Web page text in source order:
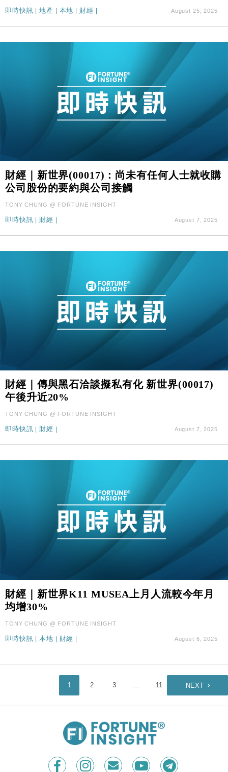
即時快訊 |地產 | 本地 | 財經 | August 25, 2025
財經｜新世界(00017)：尚未有任何人士就收購
公司股份的要約與公司接觸
TONY CHUNG @ FORTUNE INSIGHT
即時快訊 | 財經 | August 7, 2025
財經｜傳與黑石洽談擬私有化 新世界(00017)
午後升近20%
TONY CHUNG @ FORTUNE INSIGHT
即時快訊 財經 August 7, 2025
財經｜新世界K11 MUSEA上月人流較今年月
均增30%
TONY CHUNG @ FORTUNE INSIGHT
即時快訊 |本地 | 財經 | August 6, 2025
1 2 3 11 NEXT